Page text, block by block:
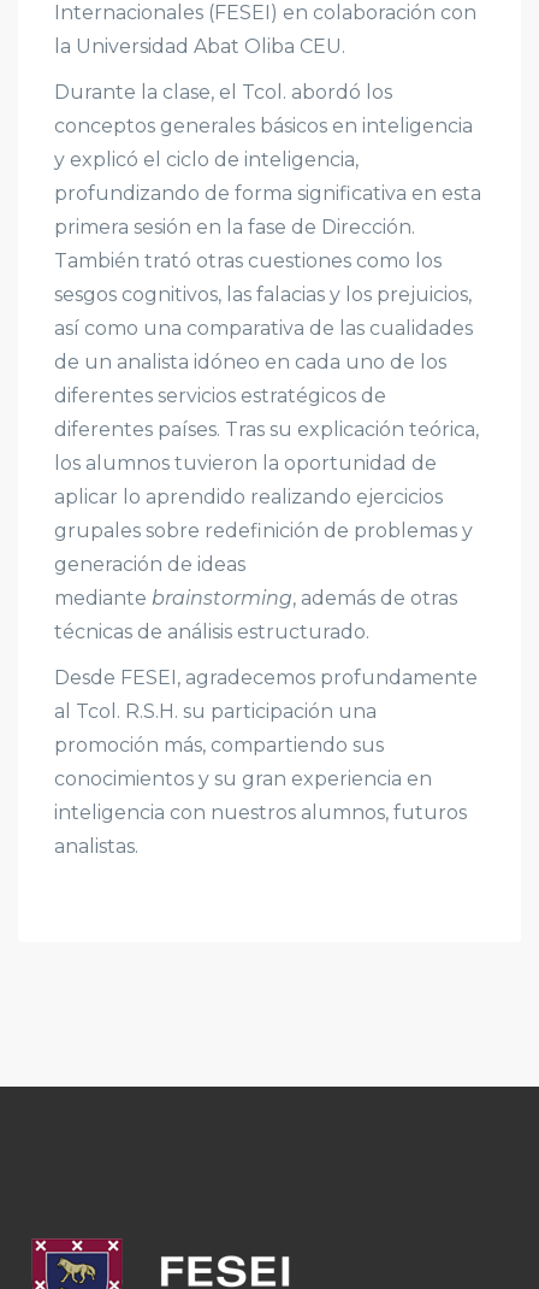
Internacionales (FESEI) en colaboración con
la Universidad Abat Oliba CEU.
Durante la clase, el Tcol. abordó los
conceptos generales básicos en inteligencia
y explicó el ciclo de inteligencia,
profundizando de forma significativa en esta
primera sesión en la fase de Dirección.
También trató otras cuestiones como los
sesgos cognitivos, las falacias y los prejuicios,
así como una comparativa de las cualidades
de un analista idóneo en cada uno de los
diferentes servicios estratégicos de
diferentes países. Tras su explicación teórica,
los alumnos tuvieron la oportunidad de
aplicar lo aprendido realizando ejercicios
grupales sobre redefinición de problemas y
generación de ideas
mediante brainstorming, además de otras
técnicas de análisis estructurado.
Desde FESEI, agradecemos profundamente
al Tcol. R.S.H. su participación una
promoción más, compartiendo sus
conocimientos y su gran experiencia en
inteligencia con nuestros alumnos, futuros
analistas.